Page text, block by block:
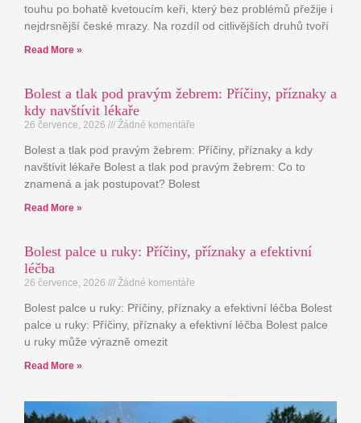
touhu po bohatě kvetoucím keři, který bez problémů přežije i
nejdrsnější české mrazy. Na rozdíl od citlivějších druhů tvoří
Read More »
Bolest a tlak pod pravým žebrem: Příčiny, příznaky a
kdy navštívit lékaře
26 července, 2026 Žádné komentáře
Bolest a tlak pod pravým žebrem: Příčiny, příznaky a kdy
navštívit lékaře Bolest a tlak pod pravým žebrem: Co to
znamená a jak postupovat? Bolest
Read More »
Bolest palce u ruky: Příčiny, příznaky a efektivní
léčba
26 července, 2026 Žádné komentáře
Bolest palce u ruky: Příčiny, příznaky a efektivní léčba Bolest
palce u ruky: Příčiny, příznaky a efektivní léčba Bolest palce
u ruky může výrazně omezit
Read More »